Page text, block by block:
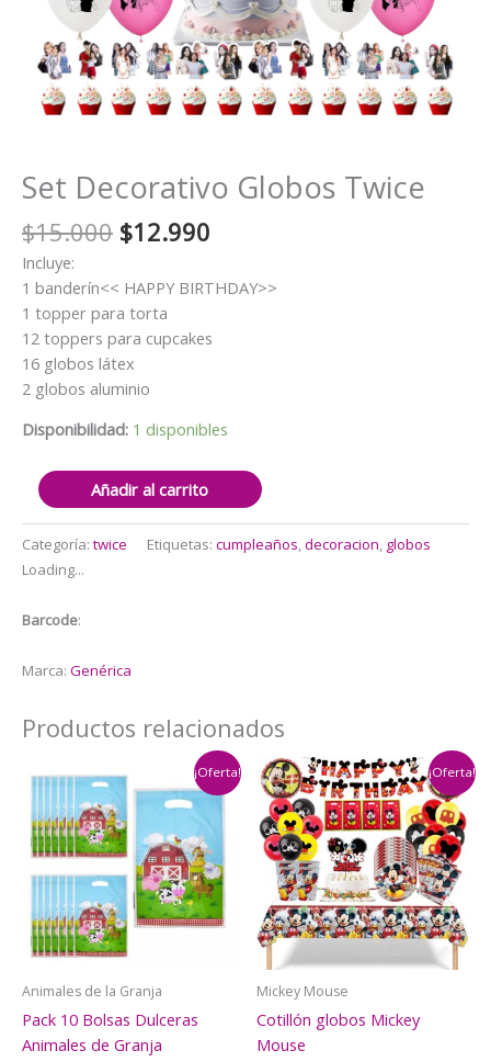
Set Decorativo Globos Twice
$15.000 El
original
era:
$15.000.
$12.990
actual
$12.990.
Incluye:
1 banderín<< HAPPY BIRTHDAY>>
1 topper para torta
12 toppers para cupcakes
16 globos látex
2 globos aluminio
Disponibilidad: 1 disponibles
Set
Decorativo
Globos
Twice
cantidad
Añadir al carrito
Categoría: twice Etiquetas: cumpleaños,decoracion, globos
Loading...
Barcode:
Marca: Genérica
Productos relacionados
¡Oferta!
Animales de la Granja
Pack 10 Bolsas Dulceras
Animales de Granja
¡Oferta!
Mickey Mouse
Cotillón globos Mickey
Mouse